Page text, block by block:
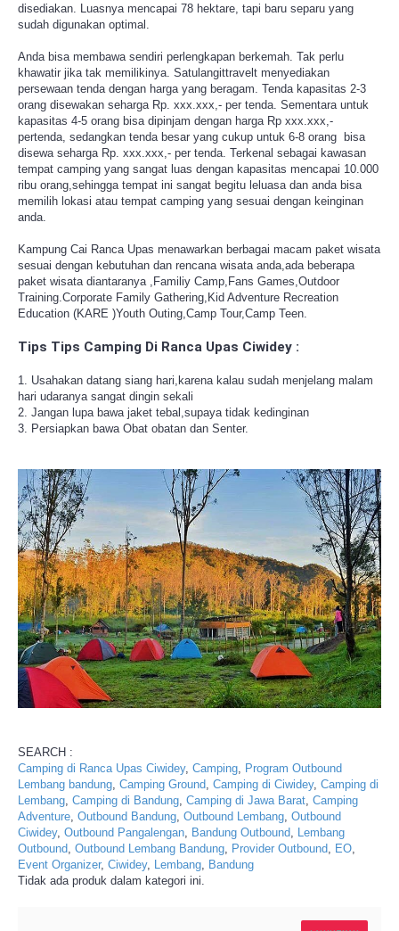
disediakan. Luasnya mencapai 78 hektare, tapi baru separu yang
sudah digunakan optimal.
Anda bisa membawa sendiri perlengkapan berkemah. Tak perlu
khawatir jika tak memilikinya. Satulangittravelt menyediakan
persewaan tenda dengan harga yang beragam. Tenda kapasitas 2-3
orang disewakan seharga Rp. xxx.xxx,- per tenda. Sementara untuk
kapasitas 4-5 orang bisa dipinjam dengan harga Rp xxx.xxx,-
pertenda, sedangkan tenda besar yang cukup untuk 6-8 orang bisa
disewa seharga Rp. xxx.xxx,- per tenda. Terkenal sebagai kawasan
tempat camping yang sangat luas dengan kapasitas mencapai 10.000
ribu orang,sehingga tempat ini sangat begitu leluasa dan anda bisa
memilih lokasi atau tempat camping yang sesuai dengan keinginan
anda.
Kampung Cai Ranca Upas menawarkan berbagai macam paket wisata
sesuai dengan kebutuhan dan rencana wisata anda,ada beberapa
paket wisata diantaranya ,Familiy Camp,Fans Games,Outdoor
Training.Corporate Family Gathering,Kid Adventure Recreation
Education (KARE )Youth Outing,Camp Tour,Camp Teen.
Tips Tips Camping Di Ranca Upas Ciwidey :
1. Usahakan datang siang hari,karena kalau sudah menjelang malam
hari udaranya sangat dingin sekali
2. Jangan lupa bawa jaket tebal,supaya tidak kedinginan
3. Persiapkan bawa Obat obatan dan Senter.
SEARCH :
Camping di Ranca Upas Ciwidey, Camping, Program Outbound
Lembang bandung, Camping Ground, Camping di Ciwidey, Camping di
Lembang, Camping di Bandung, Camping di Jawa Barat, Camping
Adventure, Outbound Bandung, Outbound Lembang, Outbound
Ciwidey, Outbound Pangalengan, Bandung Outbound, Lembang
Outbound, Outbound Lembang Bandung, Provider Outbound, EO,
Event Organizer, Ciwidey, Lembang, Bandung
Tidak ada produk dalam kategori ini.